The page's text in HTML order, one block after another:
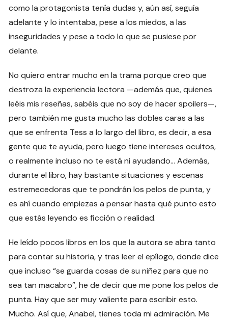
como la protagonista tenía dudas y, aún así, seguía
adelante y lo intentaba, pese a los miedos, a las
inseguridades y pese a todo lo que se pusiese por
delante.
No quiero entrar mucho en la trama porque creo que
destroza la experiencia lectora —además que, quienes
leéis mis reseñas, sabéis que no soy de hacer spoilers—,
pero también me gusta mucho las dobles caras a las
que se enfrenta Tess a lo largo del libro, es decir, a esa
gente que te ayuda, pero luego tiene intereses ocultos,
o realmente incluso no te está ni ayudando… Además,
durante el libro, hay bastante situaciones y escenas
estremecedoras que te pondrán los pelos de punta, y
es ahí cuando empiezas a pensar hasta qué punto esto
que estás leyendo es ficción o realidad.
He leído pocos libros en los que la autora se abra tanto
para contar su historia, y tras leer el epílogo, donde dice
que incluso “se guarda cosas de su niñez para que no
sea tan macabro”, he de decir que me pone los pelos de
punta. Hay que ser muy valiente para escribir esto.
Mucho. Así que, Anabel, tienes toda mi admiración. Me